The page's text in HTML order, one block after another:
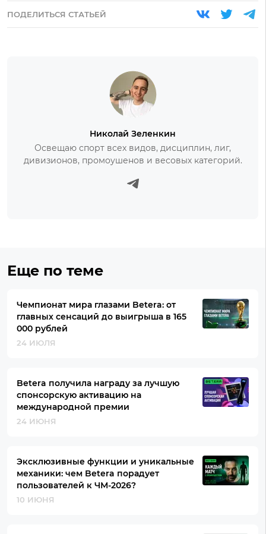
ПОДЕЛИТЬСЯ СТАТЬЕЙ
Николай Зеленкин
Освещаю спорт всех видов, дисциплин, лиг,
дивизионов, промоушенов и весовых категорий.
Еще по теме
Чемпионат мира глазами Betera: от
главных сенсаций до выигрыша в 165
000 рублей
24 ИЮЛЯ
Betera получила награду за лучшую
спонсорскую активацию на
международной премии
24 ИЮНЯ
Эксклюзивные функции и уникальные
механики: чем Betera порадует
пользователей к ЧМ-2026?
10 ИЮНЯ